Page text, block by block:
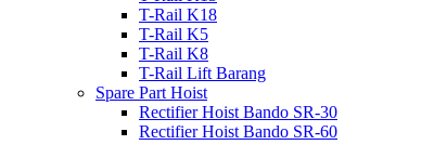
T-Rail K18
T-Rail K5
T-Rail K8
T-Rail Lift Barang
Spare Part Hoist
Rectifier Hoist Bando SR-30
Rectifier Hoist Bando SR-60